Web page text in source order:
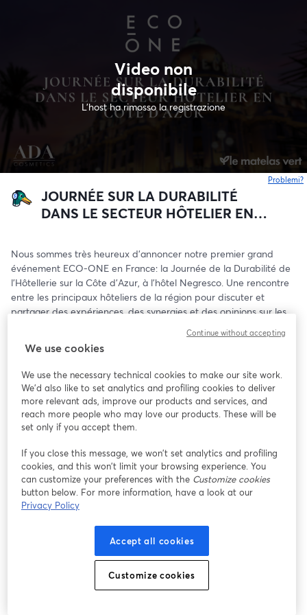
Video non
disponibile
L'host ha rimosso la registrazione
Problemi?
JOURNÉE SUR LA DURABILITÉ
DANS LE SECTEUR HÔTELIER EN
Nous sommes très heureux d'annoncer notre premier grand
événement ECO-ONE en France: la Journée de la Durabilité de
l'Hôtellerie sur la Côte d'Azur, à l'hôtel Negresco. Une rencontre
entre les principaux hôteliers de la région pour discuter et
partager des expériences, des synergies et des opinions sur les
Une occasion de se concentrer sur les avantages et les
contraintes lors de la mise en œuvre d'une véritable stratégi de
durabilité dans les hôtels en France.
Nous attendons avec impatience la participation de :
- Hôtel Lou Calen, Jean-Dominique Gontrand, DG
- Hôtel Les Roches Blanches Cassis, Thomas Molfessis, Directeur
développement
- Hôtel Le Negresco, Mathieu Merlet, Responsable Stewarding et
Ingénierie de la Qualité
We use cookies
We use the necessary technical cookies to make our site work.
We'd also like to set analytics and profiling cookies to deliver
more relevant ads, improve our products and services, and
reach more people who may love our products. These will be
set only if you accept them.
If you close this message, we won’t set analytics and profiling
cookies, and this won’t limit your browsing experience. You
can customize your preferences with the Customize cookies
button below. For more information, have a look at our
Privacy Policy
Accept all cookies
Customize cookies
Continue without accepting